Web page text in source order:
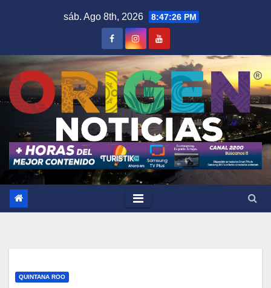
sáb. Ago 8th, 2026 8:47:27 PM
QUINTANA ROO